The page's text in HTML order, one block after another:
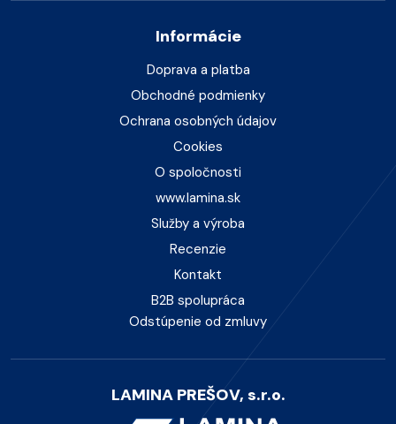
Informácie
Doprava a platba
Obchodné podmienky
Ochrana osobných údajov
Cookies
O spoločnosti
www.lamina.sk
Služby a výroba
Recenzie
Kontakt
B2B spolupráca
Odstúpenie od zmluvy
LAMINA PREŠOV, s.r.o.